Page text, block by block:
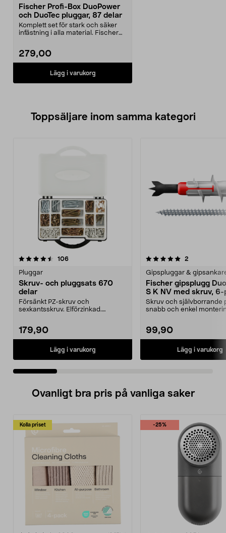
Fischer Profi-Box DuoPower
och DuoTec pluggar, 87 delar
Komplett set för stark och säker
infästning i alla material. Fischer
279,00
Lägg i varukorg
Toppsäljare inom samma kategori
106recensioner
Pluggar
Skruv- och pluggsats 670
delar
Försänkt PZ-skruv och
sexkantsskruv. Elförzinkad.
179,90
Lägg i varukorg
5.0 av 5 stjärnor 2
Gipspluggar &
Fischer gipsplugg
S K NV med skruv, 6-
Skruv och självborrande
snabb och enkel
99,90
Lägg i varukorg
4.5 av 5 stjärnor
Ovanligt bra pris på vanliga saker
Kolla priset -25%